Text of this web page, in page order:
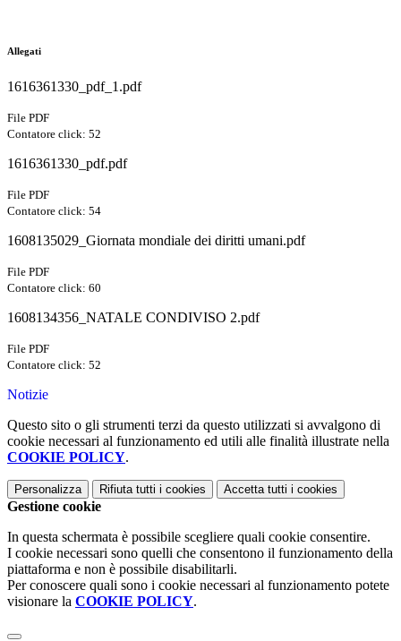
Allegati
1616361330_pdf_1.pdf
File PDF
Contatore click: 52
1616361330_pdf.pdf
File PDF
Contatore click: 54
1608135029_Giornata mondiale dei diritti umani.pdf
File PDF
Contatore click: 60
1608134356_NATALE CONDIVISO 2.pdf
File PDF
Contatore click: 52
Notizie
Questo sito o gli strumenti terzi da questo utilizzati si avvalgono di
cookie necessari al funzionamento ed utili alle finalità illustrate nella
COOKIE POLICY.
Personalizza Rifiuta tutti i cookies Accetta tutti i cookies
Gestione cookie
In questa schermata è possibile scegliere quali cookie consentire.
I cookie necessari sono quelli che consentono il funzionamento della
piattaforma e non è possibile disabilitarli.
Per conoscere quali sono i cookie necessari al funzionamento potete
visionare la COOKIE POLICY.